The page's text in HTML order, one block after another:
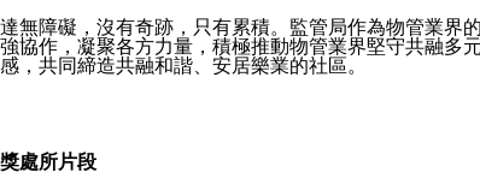
無障礙，沒有奇跡，只有累積。監管局作為物管業界
協作，凝聚各方力量，積極推動物管業界堅守共融多
，共同締造共融和諧、安居樂業的社區。
處所片段